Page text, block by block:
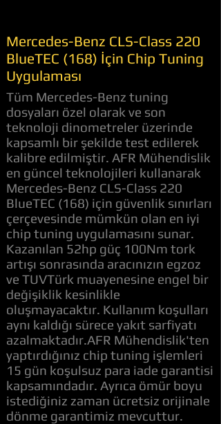
Mercedes-Benz CLS-Class 220
BlueTEC (168) İçin Chip Tuning
Uygulaması
Tüm Mercedes-Benz tuning
dosyaları özel olarak ve son
teknoloji dinometreler üzerinde
kapsamlı bir şekilde test edilerek
kalibre edilmiştir. AFR Mühendislik
en güncel teknolojileri kullanarak
Mercedes-Benz CLS-Class 220
BlueTEC (168) için güvenlik sınırları
çerçevesinde mümkün olan en iyi
chip tuning uygulamasını sunar.
Kazanılan 52hp güç 100Nm tork
artışı sonrasında aracınızın egzoz
ve TUVTürk muayenesine engel bir
değişiklik kesinlikle
oluşmayacaktır. Kullanım koşulları
aynı kaldığı sürece yakıt sarfiyatı
azalmaktadır.AFR Mühendislik'ten
yaptırdığınız chip tuning işlemleri
15 gün koşulsuz para iade garantisi
kapsamındadır. Ayrıca ömür boyu
istediğiniz zaman ücretsiz orijinale
dönme garantimiz mevcuttur.